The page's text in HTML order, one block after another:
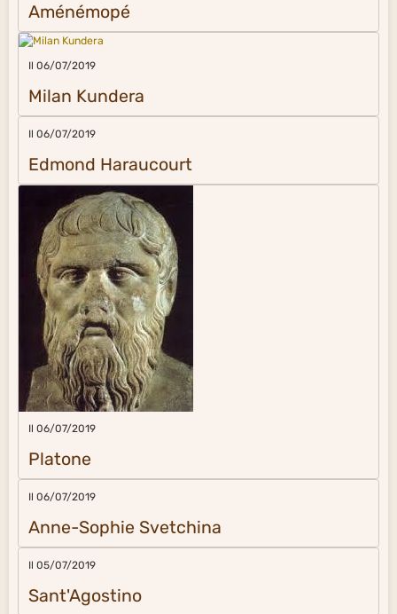
Aménémopé
Il 06/07/2019
Milan Kundera
Il 06/07/2019
Edmond Haraucourt
Il 06/07/2019
Platone
Il 06/07/2019
Anne-Sophie Svetchina
Il 05/07/2019
Sant'Agostino